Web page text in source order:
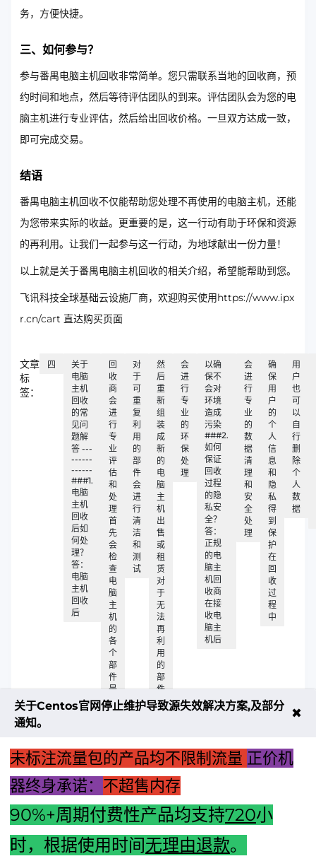
务，方便快捷。
三、如何参与？
参与番禺电脑主机回收非常简单。您只需联系当地的回收商，预
约时间和地点，然后等待评估团队的到来。评估团队会为您的电
脑主机进行专业评估，然后给出回收价格。一旦双方达成一致，
即可完成交易。
结语
番禺电脑主机回收不仅能帮助您处理不再使用的电脑主机，还能
为您带来实际的收益。更重要的是，这一行动有助于环保和资源
的再利用。让我们一起参与这一行动，为地球献出一份力量！
以上就是关于番禺电脑主机回收的相关介绍，希望能帮助到您。
飞讯科技全球基础云设施厂商，欢迎购买使用https://www.ipx
r.cn/cart 直达购买页面
文章
标
签：
四
关于
电脑
主机
回收
的常
见问
题解
答 ---
------
------
###1.
电脑
主机
回收
后如
何处
理？
答：
电脑
主机
回收
后
回
收
商
会
进
行
专
业
评
估
和
处
理
首
先
会
检
查
电
脑
主
机
的
各
个
部
件
是
否
可
用
对
于
可
重
复
利
用
的
部
件
会
进
行
清
洁
和
测
试
然
后
重
新
组
装
成
新
的
电
脑
主
机
出
售
或
租
赁
对
于
无
法
再
利
用
的
部
件
会
进
行
专
业
的
环
保
处
理
以确
保不
会对
环境
造成
污染
###2.
如何
保证
回收
过程
的隐
私安
全？
答：
正规
的电
脑主
机回
收商
在接
收电
脑主
机后
会
进
行
专
业
的
数
据
清
理
和
安
全
处
理
确
保
用
户
的
个
人
信
息
和
隐
私
得
到
保
护
在
回
收
过
程
中
用
户
也
可
以
自
行
删
除
个
人
数
据
上一篇：电脑主机板条安装全攻略：一步步教你如何正确安装
关于Centos官网停止维护导致源失效解决方案,及部分
通知。
✖
未标注流量包的产品均不限制流量 正价机
器终身承诺： 不超售内存
90%+周期付费性产品均支持720小
时，根据使用时间无理由退款。